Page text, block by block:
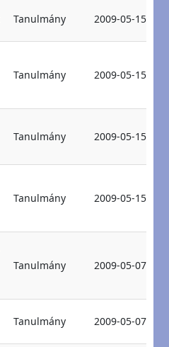
Tanulmány 2009-05-15
Tanulmány 2009-05-15
Tanulmány 2009-05-15
Tanulmány 2009-05-15
Tanulmány 2009-05-07
Tanulmány 2009-05-07